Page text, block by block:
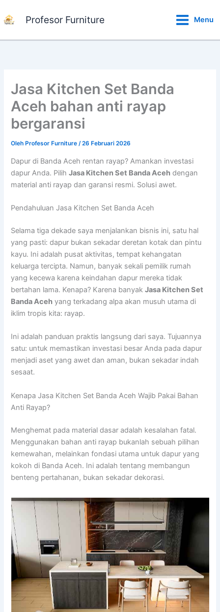
ke
Profesor Furniture Menu
Jasa Kitchen Set Banda
Aceh bahan anti rayap
bergaransi
Oleh Profesor Furniture/26 Februari 2026
Dapur di Banda Aceh rentan rayap? Amankan investasi
dapur Anda. PilihJasa Kitchen Set Banda Aceh dengan
material anti rayap dan garansi resmi. Solusi awet.
Pendahuluan Jasa Kitchen Set Banda Aceh
Selama tiga dekade saya menjalankan bisnis ini, satu hal
yang pasti: dapur bukan sekadar deretan kotak dan pintu
kayu. Ini adalah pusat aktivitas, tempat kehangatan
keluarga tercipta. Namun, banyak sekali pemilik rumah
yang kecewa karena keindahan dapur mereka tidak
bertahan lama. Kenapa? Karena banyakJasa Kitchen Set
Banda Aceh yang terkadang alpa akan musuh utama di
iklim tropis kita: rayap.
Ini adalah panduan praktis langsung dari saya. Tujuannya
satu: untuk memastikan investasi besar Anda pada dapur
menjadi aset yang awet dan aman, bukan sekadar indah
sesaat.
Kenapa Jasa Kitchen Set Banda Aceh Wajib Pakai Bahan
Anti Rayap?
Menghemat pada material dasar adalah kesalahan fatal.
Menggunakan bahan anti rayap bukanlah sebuah pilihan
kemewahan, melainkan fondasi utama untuk dapur yang
kokoh di Banda Aceh. Ini adalah tentang membangun
benteng pertahanan, bukan sekadar dekorasi.